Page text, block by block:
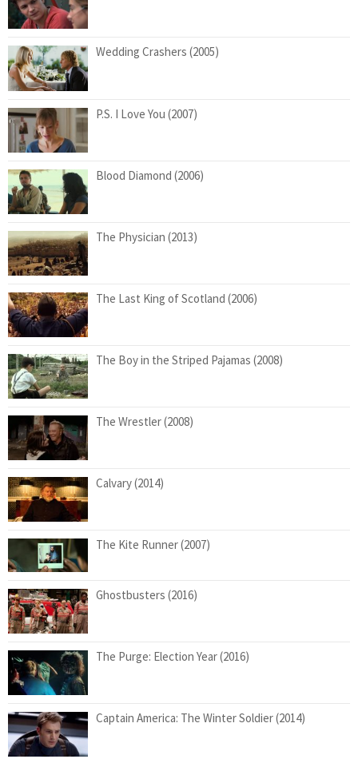
Wedding Crashers (2005)
P.S. I Love You (2007)
Blood Diamond (2006)
The Physician (2013)
The Last King of Scotland (2006)
The Boy in the Striped Pajamas (2008)
The Wrestler (2008)
Calvary (2014)
The Kite Runner (2007)
Ghostbusters (2016)
The Purge: Election Year (2016)
Captain America: The Winter Soldier (2014)